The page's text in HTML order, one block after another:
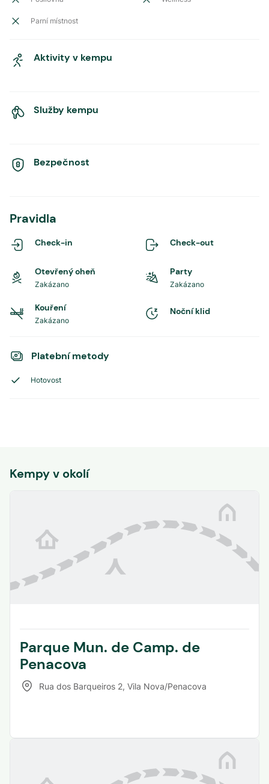
Parní místnost
Aktivity v kempu
Služby kempu
Bezpečnost
Pravidla
Check-in Check-out
Otevřený oheň
Zakázano
Party
Zakázano
Kouření
Zakázano
Noční klid
Platební metody
Hotovost
Kempy v okolí
Parque Mun. de Camp. de
Penacova
Rua dos Barqueiros 2, Vila Nova/Penacova